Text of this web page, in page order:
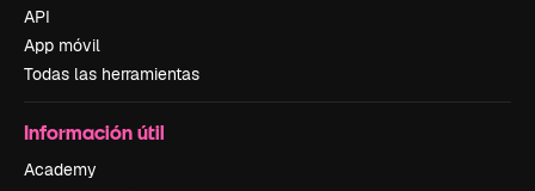
API
App móvil
Todas las herramientas
Información útil
Academy